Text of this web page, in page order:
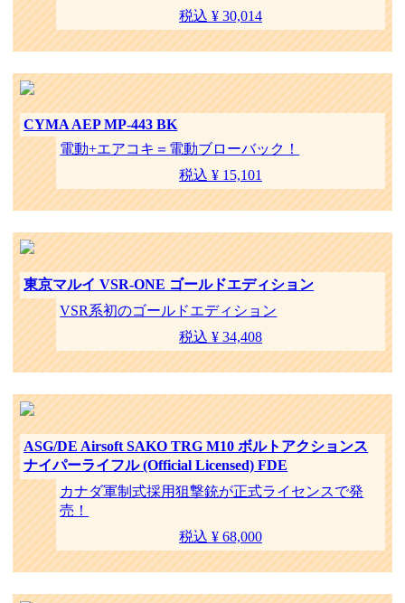
税込 ¥ 30,014
CYMA AEP MP-443 BK
電動+エアコキ＝電動ブローバック！
税込 ¥ 15,101
東京マルイ VSR-ONE ゴールドエディション
VSR系初のゴールドエディション
税込 ¥ 34,408
ASG/DE Airsoft SAKO TRG M10 ボルトアクションス
ナイパーライフル (Official Licensed) FDE
カナダ軍制式採用狙撃銃が正式ライセンスで発
売！
税込 ¥ 68,000